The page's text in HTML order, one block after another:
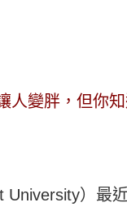
人變胖，但你
University）最